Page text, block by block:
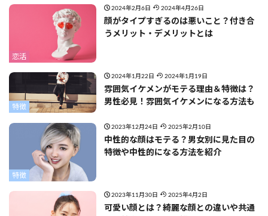
恋活
2024年2月6日 2024年4月26日
顔がタイプすぎるのは悪いこと？付き合
うメリット・デメリットとは
特徴
2024年1月22日 2024年1月19日
雰囲気イケメンがモテる理由＆特徴は？
男性必見！雰囲気イケメンになる方法も
特徴
2023年12月24日 2025年2月10日
中性的な顔はモテる？男女別に見た目の
特徴や中性的になる方法を紹介
2023年11月30日 2025年4月2日
可愛い顔とは？綺麗な顔との違いや共通